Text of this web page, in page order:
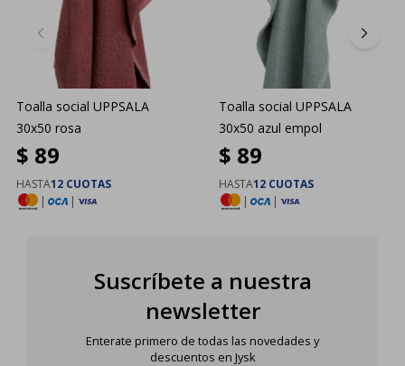
Toalla social UPPSALA
30x50 rosa
$ 89
HASTA12 CUOTAS
|
|
Toalla social UPPSALA
30x50 azul empol
$ 89
HASTA12 CUOTAS
|
|
Suscríbete a nuestra
newsletter
Enterate primero de todas las novedades y
descuentos en Jysk